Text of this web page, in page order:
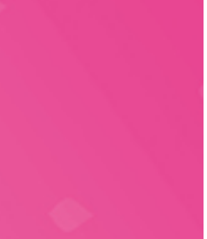
HoWe
KG
VAN
OOK DEZE